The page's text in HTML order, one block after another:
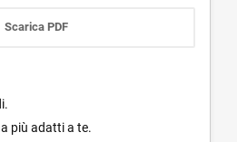
Scarica PDF
più adatti a te.